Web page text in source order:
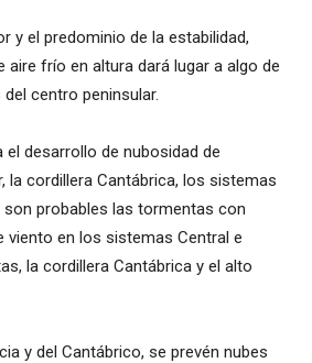
y el predominio de la estabilidad,
aire frío en altura dará lugar a algo de
centro peninsular.
el desarrollo de nubosidad de
la cordillera Cantábrica, los sistemas
probables las tormentas con
viento en los sistemas Central e
la cordillera Cantábrica y el alto
y del Cantábrico, se prevén nubes